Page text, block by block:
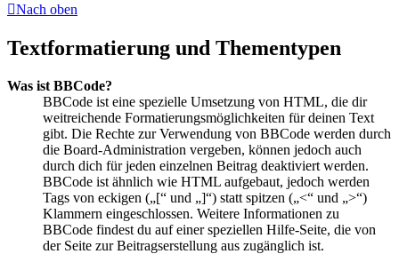
Nach oben
Textformatierung und Thementypen
Was ist BBCode?
BBCode ist eine spezielle Umsetzung von HTML, die dir
weitreichende Formatierungsmöglichkeiten für deinen Text
gibt. Die Rechte zur Verwendung von BBCode werden durch
die Board-Administration vergeben, können jedoch auch
durch dich für jeden einzelnen Beitrag deaktiviert werden.
BBCode ist ähnlich wie HTML aufgebaut, jedoch werden
Tags von eckigen („[“ und „]“) statt spitzen („<“ und „>“)
Klammern eingeschlossen. Weitere Informationen zu
BBCode findest du auf einer speziellen Hilfe-Seite, die von
der Seite zur Beitragserstellung aus zugänglich ist.